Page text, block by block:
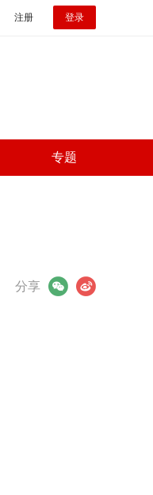
注册 登录
专题
分享
微博